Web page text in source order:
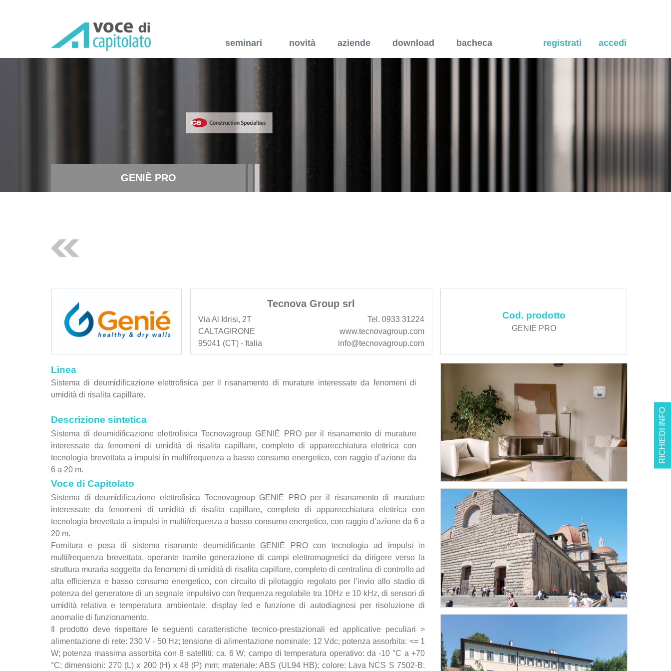
seminari novità aziende download bacheca registrati accedi
RICHIEDI INFO
GENIÈ PRO
Tecnova Group srl
Via Al Idrisi, 2T
CALTAGIRONE
95041 (CT) - Italia
Tel. 0933 31224
www.tecnovagroup.com
info@tecnovagroup.com
Cod. prodotto
GENIÈ PRO
Linea
Sistema di deumidificazione elettrofisica per il risanamento di murature interessate da fenomeni di
umidità di risalita capillare.
Descrizione sintetica
Sistema di deumidificazione elettrofisica Tecnovagroup GENIÈ PRO per il risanamento di murature
interessate da fenomeni di umidità di risalita capillare, completo di apparecchiatura elettrica con
tecnologia brevettata a impulsi in multifrequenza a basso consumo energetico, con raggio d’azione da
6 a 20 m.
Voce di Capitolato
Sistema di deumidificazione elettrofisica Tecnovagroup GENIÈ PRO per il risanamento di murature
interessate da fenomeni di umidità di risalita capillare, completo di apparecchiatura elettrica con
tecnologia brevettata a impulsi in multifrequenza a basso consumo energetico, con raggio d’azione da 6 a
20 m.
Fornitura e posa di sistema risanante deumidificante GENIÈ PRO con tecnologia ad impulsi in
multifrequenza brevettata, operante tramite generazione di campi elettromagnetici da dirigere verso la
struttura muraria soggetta da fenomeni di umidità di risalita capillare, completo di centralina di controllo ad
alta efficienza e basso consumo energetico, con circuito di pilotaggio regolato per l’invio allo stadio di
potenza del generatore di un segnale impulsivo con frequenza regolabile tra 10Hz e 10 kHz, di sensori di
umidità relativa e temperatura ambientale, display led e funzione di autodiagnosi per risoluzione di
anomalie di funzionamento.
Il prodotto deve rispettare le seguenti caratteristiche tecnico-prestazionali ed applicative peculiari >
alimentazione di rete: 230 V - 50 Hz; tensione di alimentazione nominale: 12 Vdc; potenza assorbita: <= 1
W; potenza massima assorbita con 8 satelliti: ca. 6 W; campo di temperatura operativo: da -10 °C a +70
°C; dimensioni: 270 (L) x 200 (H) x 48 (P) mm; materiale: ABS (UL94 HB); colore: Lava NCS S 7502-B;